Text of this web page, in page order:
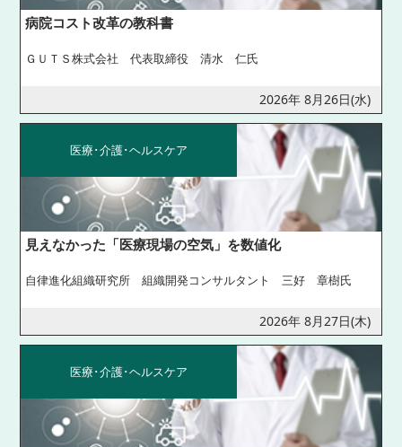
病院コスト改革の教科書
ＧＵＴＳ株式会社 代表取締役 清水 仁氏
2026年 8月26日(水)
医療･介護･ヘルスケア
見えなかった「医療現場の空気」を数値化
自律進化組織研究所 組織開発コンサルタント 三好 章樹氏
2026年 8月27日(木)
医療･介護･ヘルスケア